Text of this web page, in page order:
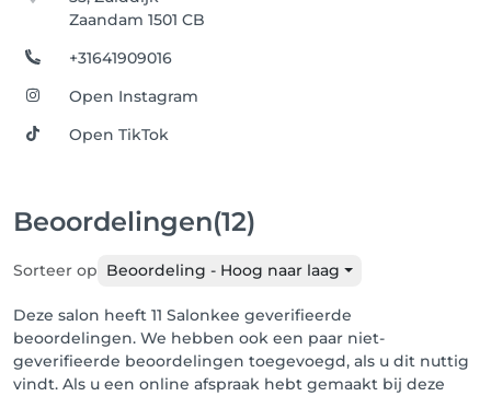
Zaandam 1501 CB
+31641909016
Open Instagram
Open TikTok
Beoordelingen(12)
Sorteer op Beoordeling - Hoog naar laag
Deze salon heeft 11 Salonkee geverifieerde
beoordelingen. We hebben ook een paar niet-
geverifieerde beoordelingen toegevoegd, als u dit nuttig
vindt. Als u een online afspraak hebt gemaakt bij deze